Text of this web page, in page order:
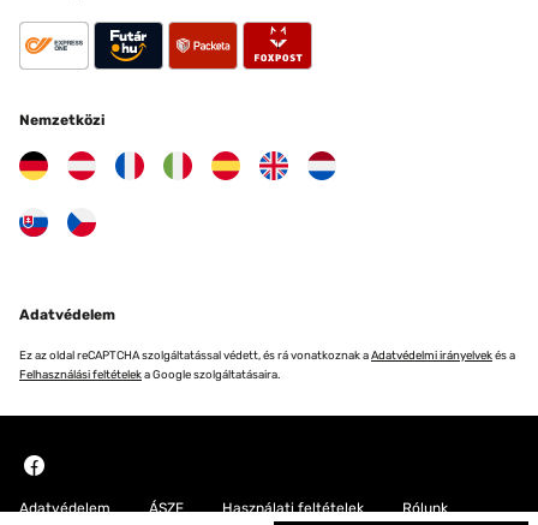
Nemzetközi
Adatvédelem
Ez az oldal reCAPTCHA szolgáltatással védett, és rá vonatkoznak aAdatvédelmi irányelvekés a
Felhasználási feltételeka Google szolgáltatásaira.
Adatvédelem ÁSZF Használati feltételek Rólunk